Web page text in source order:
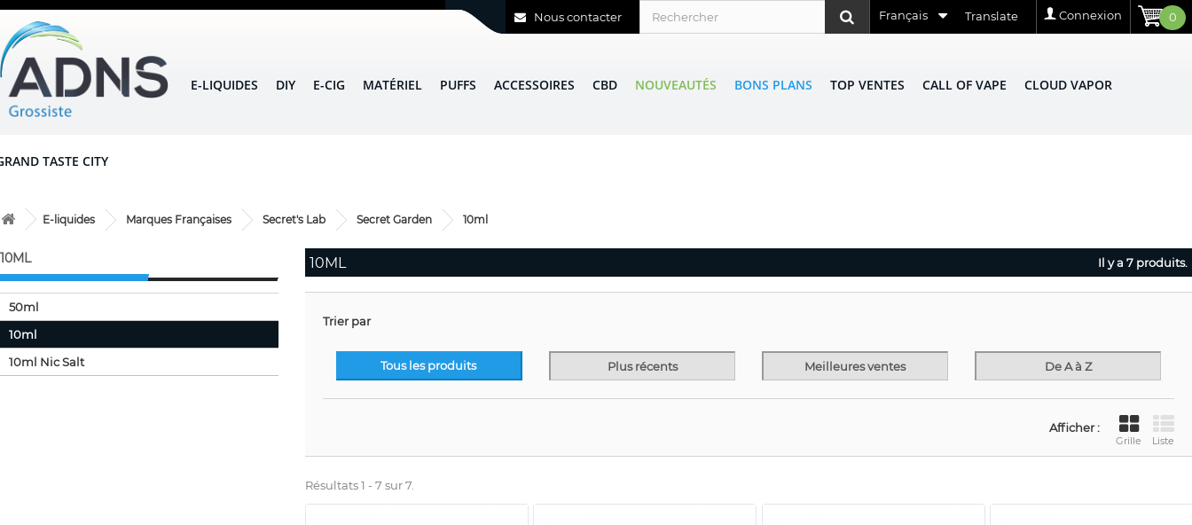
0
Connexion
Translate
Français
Nous contacter
E-LIQUIDES DIY E-CIG MATÉRIEL PUFFS ACCESSOIRES CBD NOUVEAUTÉS BONS PLANS TOP VENTES CALL OF VAPE CLOUD VAPOR
TASTE CITY
E-liquides Marques Françaises Secret's Lab Secret Garden 10ml
10ML
50ml
10ml
10ml Nic Salt
10ML Il y a 7 produits.
Trier par
Tous les produits Plus récents Meilleures ventes De A à Z
Afficher :
Grille Liste
Résultats 1 - 7 sur 7.